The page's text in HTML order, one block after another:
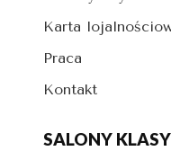
Karta
Praca
Kontakt
SALONY